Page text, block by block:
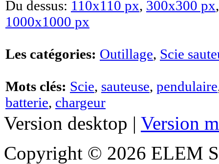
Du dessus: 110x110 px, 300x300 px
1000x1000 px
Les catégories: Outillage, Scie
Mots clés: Scie, sauteuse, pendulaire
batterie, chargeur
Version desktop | Version
Copyright © 2026 ELEM